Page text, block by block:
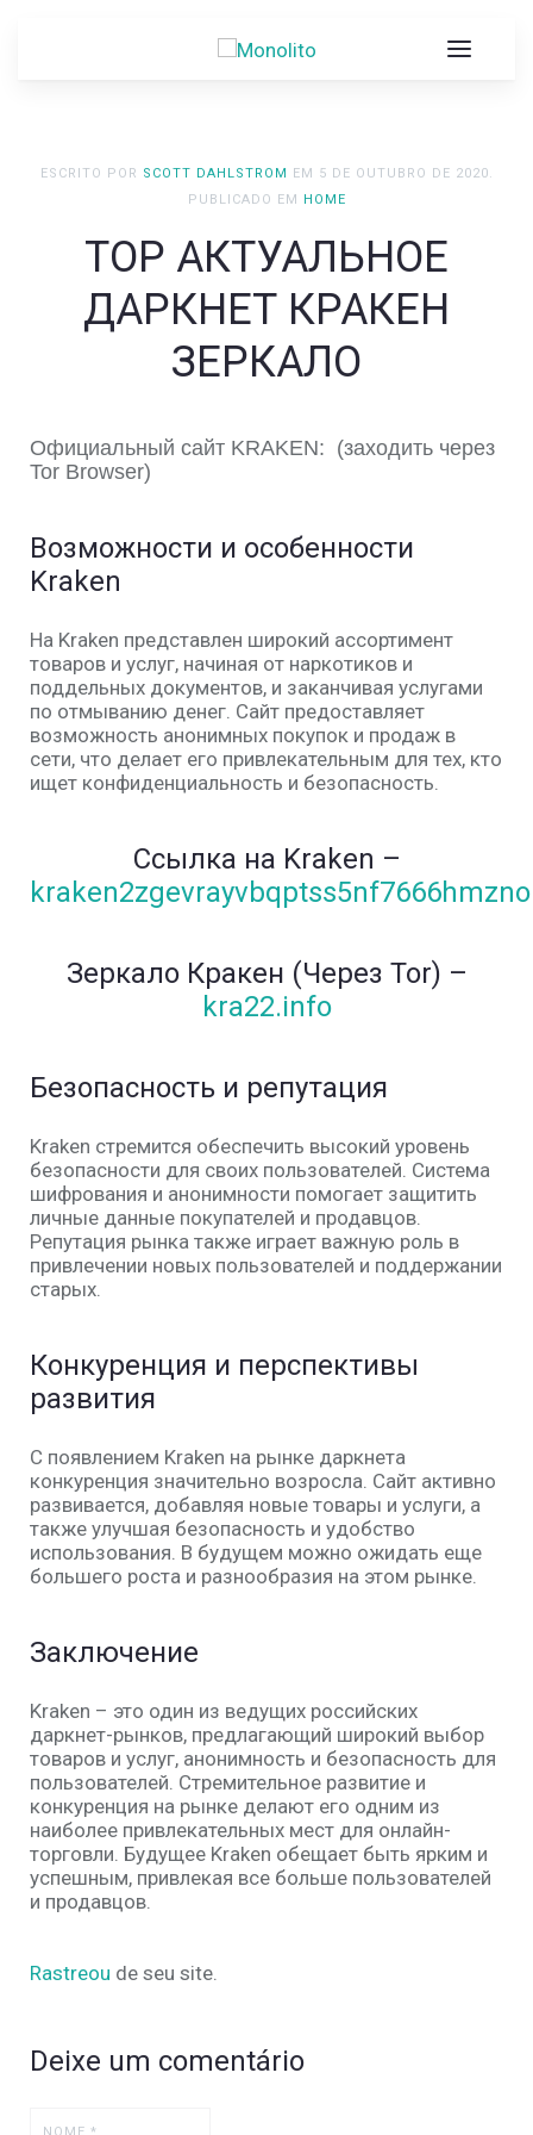
ESCRITO POR SCOTT DAHLSTROM EM 5 DE OUTUBRO DE 2020.
PUBLICADO EM HOME
ТОР АКТУАЛЬНОЕ
ДАРКНЕТ КРАКЕН
ЗЕРКАЛО
Официальный сайт KRAKEN: (заходить через
Tor Browser)
Возможности и особенности
Kraken
На Kraken представлен широкий ассортимент
товаров и услуг, начиная от наркотиков и
поддельных документов, и заканчивая услугами
по отмыванию денег. Сайт предоставляет
возможность анонимных покупок и продаж в
сети, что делает его привлекательным для тех, кто
ищет конфиденциальность и безопасность.
Cсылка на Kraken –
Зеркало Кракен (Через Tor) –
kra22.info
Безопасность и репутация
Kraken стремится обеспечить высокий уровень
безопасности для своих пользователей. Система
шифрования и анонимности помогает защитить
личные данные покупателей и продавцов.
Репутация рынка также играет важную роль в
привлечении новых пользователей и поддержании
старых.
Конкуренция и перспективы
развития
С появлением Kraken на рынке даркнета
конкуренция значительно возросла. Сайт активно
развивается, добавляя новые товары и услуги, а
также улучшая безопасность и удобство
использования. В будущем можно ожидать еще
большего роста и разнообразия на этом рынке.
Заключение
Kraken – это один из ведущих российских
даркнет-рынков, предлагающий широкий выбор
товаров и услуг, анонимность и безопасность для
пользователей. Стремительное развитие и
конкуренция на рынке делают его одним из
наиболее привлекательных мест для онлайн-
торговли. Будущее Kraken обещает быть ярким и
успешным, привлекая все больше пользователей
и продавцов.
Rastreou de seu site.
Deixe um comentário